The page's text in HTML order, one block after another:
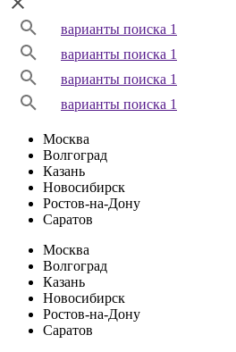
варианты поиска 1
варианты поиска 1
варианты поиска 1
варианты поиска 1
Москва
Волгоград
Казань
Новосибирск
Ростов-на-Дону
Саратов
Москва
Волгоград
Казань
Новосибирск
Ростов-на-Дону
Саратов